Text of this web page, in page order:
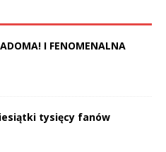
I FENOMENALNA
tysięcy fanów